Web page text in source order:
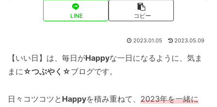
LINE コピー
2023.01.05 2023.05.09
【いい日】は、毎日がHappyな一日になるように、気ま
まに☆つぶやく☆ブログです。
日々コツコツと Happyを積み重ねて、 2023年を一緒に